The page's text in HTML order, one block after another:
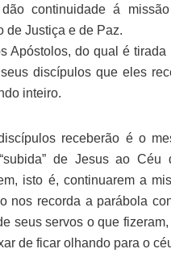
continuidade á
de Justiça e de Paz.
Apóstolos, do qual é
discípulos que eles
inteiro.
receberão é o
de Jesus ao
isto é, continuarem a
nos recorda a parábola
seus servos o que
de ficar olhando para o